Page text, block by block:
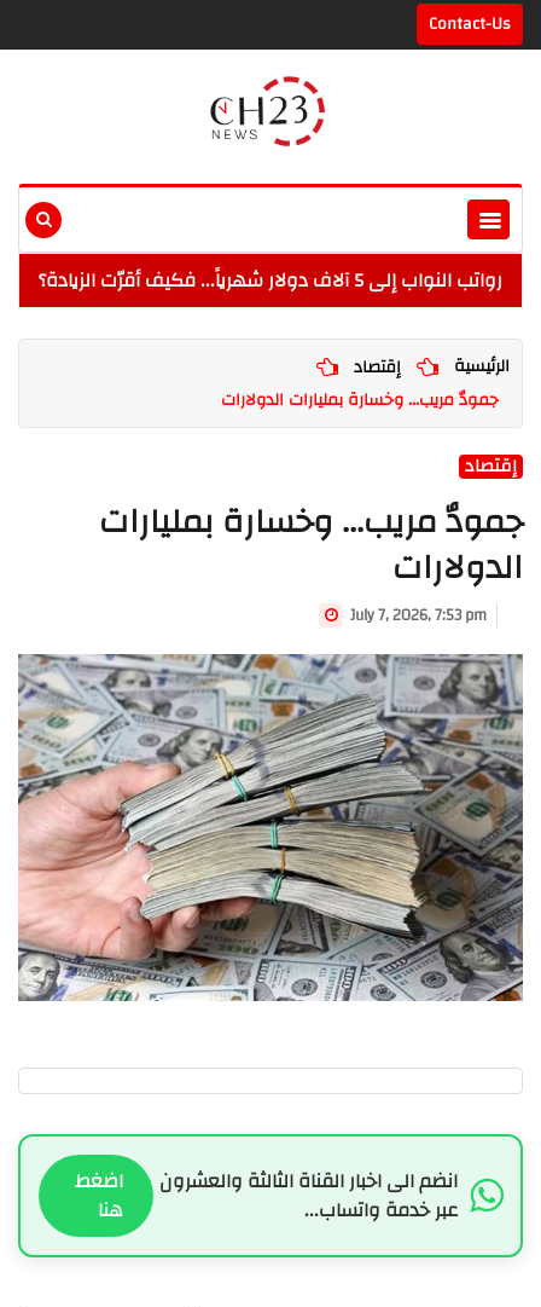
Contact-Us
رواتب النواب إلى 5 آلاف دولار شهرياً... فكيف أقرّت الزيادة؟
الرئيسية
إقتصاد
جمودٌ مريب... وخسارة بمليارات الدولارات
إقتصاد
جمودٌ مريب... وخسارة بمليارات
الدولارات
July 7, 2026, 7:53 pm
انضم الى اخبار القناة الثالثة والعشرون
عبر خدمة واتساب...
اضغط
هنا